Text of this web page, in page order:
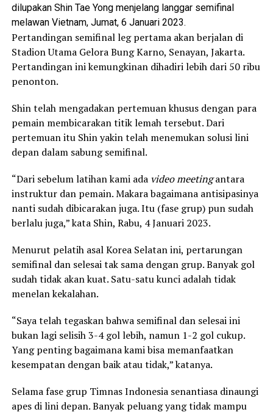
dilupakan Shin Tae Yong menjelang langgar semifinal
melawan Vietnam, Jumat, 6 Januari 2023.
Pertandingan semifinal leg pertama akan berjalan di
Stadion Utama Gelora Bung Karno, Senayan, Jakarta.
Pertandingan ini kemungkinan dihadiri lebih dari 50 ribu
penonton.
Shin telah mengadakan pertemuan khusus dengan para
pemain membicarakan titik lemah tersebut. Dari
pertemuan itu Shin yakin telah menemukan solusi lini
depan dalam sabung semifinal.
“Dari sebelum latihan kami ada video meetingantara
instruktur dan pemain. Makara bagaimana antisipasinya
nanti sudah dibicarakan juga. Itu (fase grup) pun sudah
berlalu juga,” kata Shin, Rabu, 4 Januari 2023.
Menurut pelatih asal Korea Selatan ini, pertarungan
semifinal dan selesai tak sama dengan grup. Banyak gol
sudah tidak akan kuat. Satu-satu kunci adalah tidak
menelan kekalahan.
“Saya telah tegaskan bahwa semifinal dan selesai ini
bukan lagi selisih 3-4 gol lebih, namun 1-2 gol cukup.
Yang penting bagaimana kami bisa memanfaatkan
kesempatan dengan baik atau tidak,” katanya.
Selama fase grup Timnas Indonesia senantiasa dinaungi
apes di lini depan. Banyak peluang yang tidak mampu